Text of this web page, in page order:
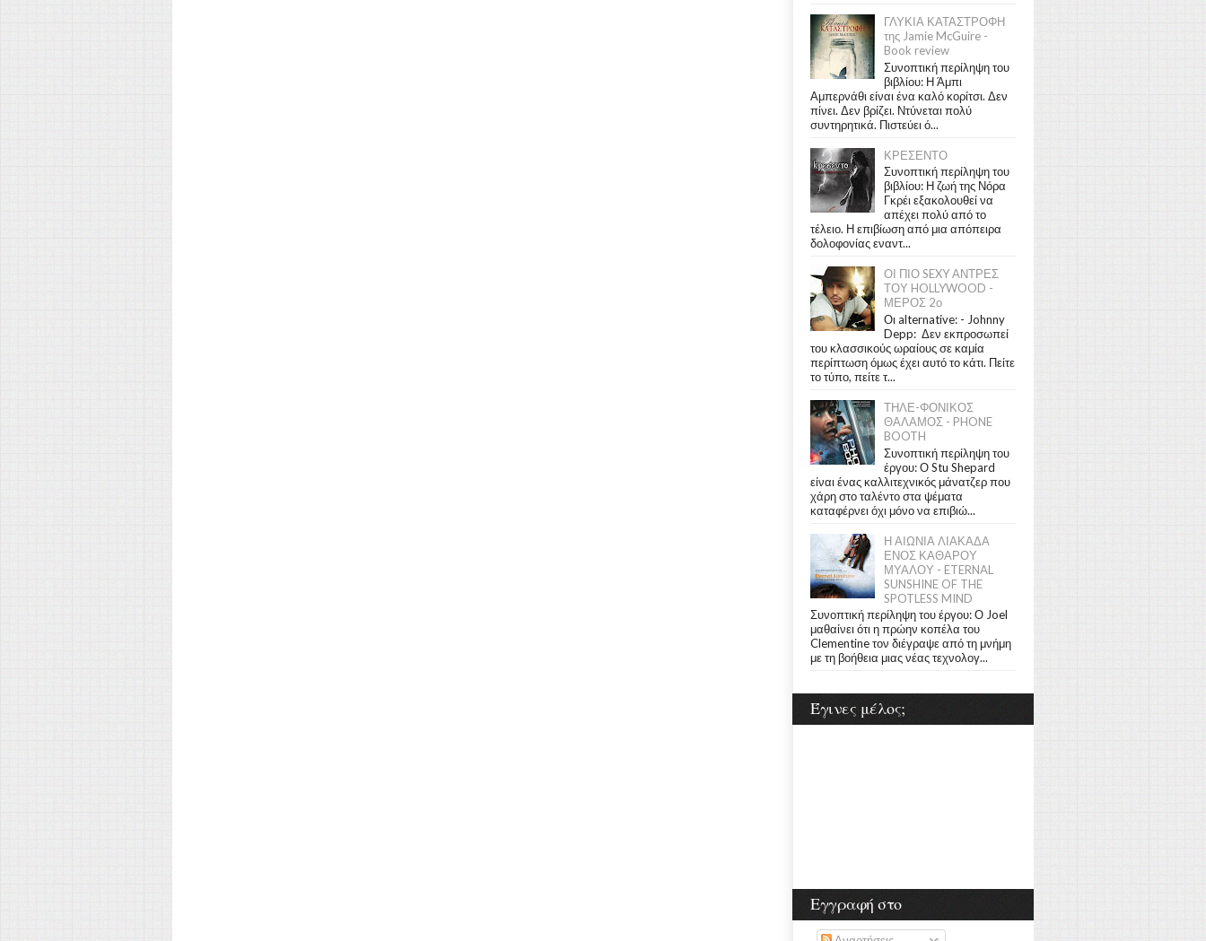
ΓΛΥΚΙΑ ΚΑΤΑΣΤΡΟΦΗ
της Jamie McGuire -
Book review
Συνοπτική περίληψη του
βιβλίου: Η Άμπι
Αμπερνάθι είναι ένα καλό κορίτσι. Δεν
πίνει. Δεν βρίζει. Ντύνεται πολύ
συντηρητικά. Πιστεύει ό...
ΚΡΕΣΕΝΤΟ
Συνοπτική περίληψη του
βιβλίου: Η ζωή της Νόρα
Γκρέι εξακολουθεί να
απέχει πολύ από το
τέλειο. Η επιβίωση από μια απόπειρα
δολοφονίας εναντ...
ΟΙ ΠΙΟ SEXY ΑΝΤΡΕΣ
ΤΟΥ HOLLYWOOD -
ΜΕΡΟΣ 2ο
Οι alternative: - Johnny
Depp: Δεν εκπροσωπεί
του κλασσικούς ωραίους σε καμία
περίπτωση όμως έχει αυτό το κάτι. Πείτε
το τύπο, πείτε τ...
ΤΗΛΕ-ΦΟΝΙΚΟΣ
ΘΑΛΑΜΟΣ - PHONE
BOOTH
Συνοπτική περίληψη του
έργου: Ο Stu Shepard
είναι ένας καλλιτεχνικός μάνατζερ που
χάρη στο ταλέντο στα ψέματα
καταφέρνει όχι μόνο να επιβιώ...
Η ΑΙΩΝΙΑ ΛΙΑΚΑΔΑ
ΕΝΟΣ ΚΑΘΑΡΟΥ
ΜΥΑΛΟΥ - ETERNAL
SUNSHINE OF THE
SPOTLESS MIND
Συνοπτική περίληψη του έργου: Ο Joel
μαθαίνει ότι η πρώην κοπέλα του
Clementine τον διέγραψε από τη μνήμη
με τη βοήθεια μιας νέας τεχνολογ...
Έγινες μέλος;
Εγγραφή στο